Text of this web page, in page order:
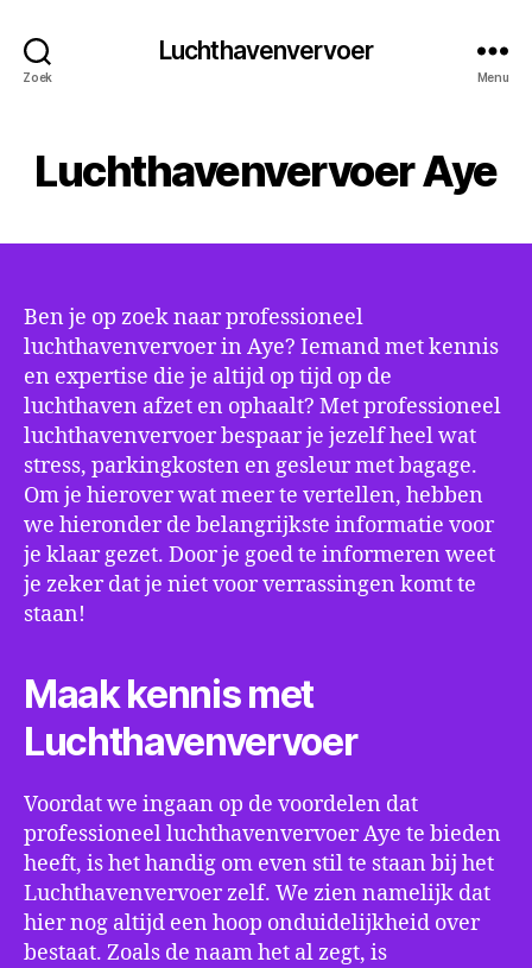
Zoek
Luchthavenvervoer
Menu
Luchthavenvervoer Aye
Ben je op zoek naar professioneel
luchthavenvervoer in Aye? Iemand met kennis
en expertise die je altijd op tijd op de
luchthaven afzet en ophaalt? Met professioneel
luchthavenvervoer bespaar je jezelf heel wat
stress, parkingkosten en gesleur met bagage.
Om je hierover wat meer te vertellen, hebben
we hieronder de belangrijkste informatie voor
je klaar gezet. Door je goed te informeren weet
je zeker dat je niet voor verrassingen komt te
staan!
Maak kennis met
Luchthavenvervoer
Voordat we ingaan op de voordelen dat
professioneel luchthavenvervoer Aye te bieden
heeft, is het handig om even stil te staan bij het
Luchthavenvervoer zelf. We zien namelijk dat
hier nog altijd een hoop onduidelijkheid over
bestaat. Zoals de naam het al zegt, is